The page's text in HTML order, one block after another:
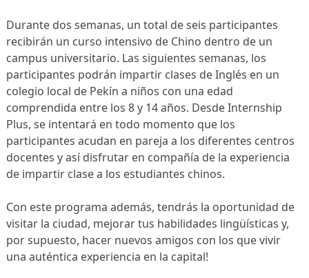
Durante dos semanas, un total de seis participantes
recibirán un curso intensivo de Chino dentro de un
campus universitario. Las siguientes semanas, los
participantes podrán impartir clases de Inglés en un
colegio local de Pekín a niños con una edad
comprendida entre los 8 y 14 años. Desde Internship
Plus, se intentará en todo momento que los
participantes acudan en pareja a los diferentes centros
docentes y así disfrutar en compañía de la experiencia
de impartir clase a los estudiantes chinos.
Con este programa además, tendrás la oportunidad de
visitar la ciudad, mejorar tus habilidades lingüísticas y,
por supuesto, hacer nuevos amigos con los que vivir
una auténtica experiencia en la capital!